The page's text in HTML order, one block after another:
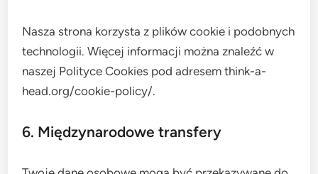
Nasza strona korzysta z plików cookie i podobnych
technologii. Więcej informacji można znaleźć w
naszej Polityce Cookies pod adresem think-a-
head.org/cookie-policy/.
6. Międzynarodowe transfery